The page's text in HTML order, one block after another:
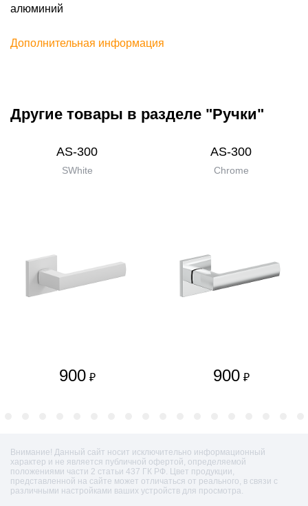
алюминий
Дополнительная информация
Другие товары в разделе "Ручки"
AS-300
SWhite
900 ₽
AS-300
Chrome
900 ₽
Внимание! Данный сайт носит исключительно информационный
характер и не является публичной офертой, определяемой
положениями части 2 статьи 437 ГК РФ. Цвет продукции,
представленной на сайте может отличаться от реального, в связи с
различными настройками ваших устройств для просмотра.